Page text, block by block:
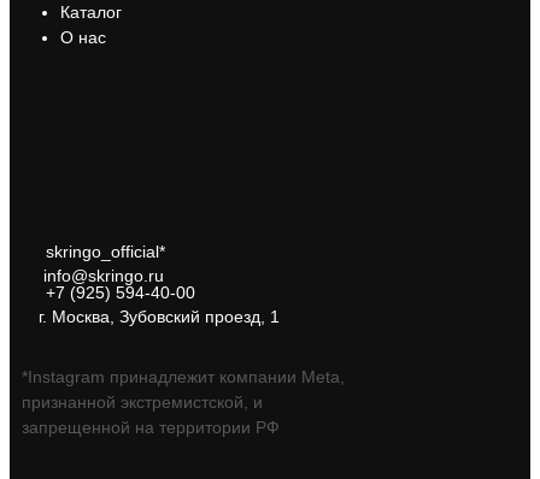
Каталог
О нас
skringo_official*
info@skringo.ru
+7 (925) 594-40-00
г. Москва, Зубовский проезд, 1
*Instagram принадлежит компании Meta,
признанной экстремистской, и
запрещенной на территории РФ